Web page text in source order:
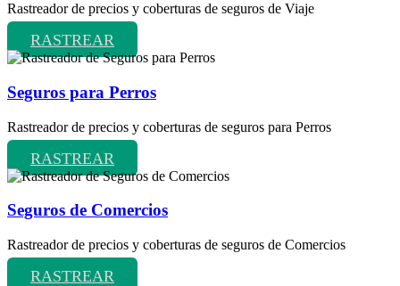
Rastreador de precios y coberturas de seguros de Viaje
RASTREAR
Seguros para Perros
Rastreador de precios y coberturas de seguros para Perros
RASTREAR
Seguros de Comercios
Rastreador de precios y coberturas de seguros de Comercios
RASTREAR